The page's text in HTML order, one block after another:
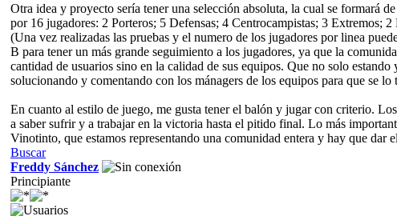
Otra idea y proyecto sería tener una selección absoluta, la cual se formará
por 16 jugadores: 2 Porteros; 5 Defensas; 4 Centrocampistas; 3 Extremos; 2
(Una vez realizadas las pruebas y el numero de los jugadores por linea
B para tener un más grande seguimiento a los jugadores, ya que la
cantidad de usuarios sino en la calidad de sus equipos. Que no solo
solucionando y comentando con los mánagers de los equipos para que se
En cuanto al estilo de juego, me gusta tener el balón y jugar con criterio.
a saber sufrir y a trabajar en la victoria hasta el pitido final. Lo más
Vinotinto, que estamos representando una comunidad entera y hay que dar
Buscar
Freddy Sánchez
Principiante